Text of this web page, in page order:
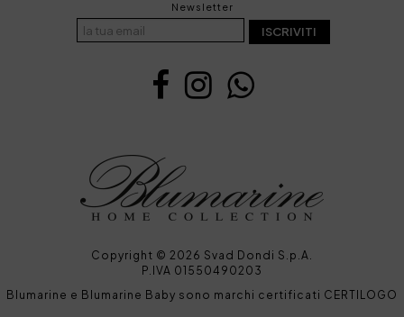
Newsletter
ISCRIVITI
Copyright © 2026 Svad Dondi S.p.A.
P.IVA 01550490203
Blumarine e Blumarine Baby sono marchi certificati CERTILOGO